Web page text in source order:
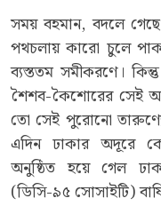
সময় বহমান, বদলে গেছে
পথচলায় কারো চুলে
ব্যস্ততম সমীকরণে।
শৈশব-কৈশোরের সেই
তো সেই পুরোনো
এদিন ঢাকার অদূরে
অনুষ্ঠিত হয়ে গেল
(ডিসি-৯৫ সোসাইটি)